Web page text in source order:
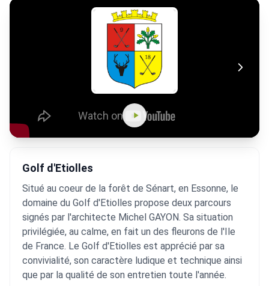
Golf d'Etiolles
Situé au coeur de la forêt de Sénart, en Essonne, le
domaine du Golf d'Etiolles propose deux parcours
signés par l'architecte Michel GAYON. Sa situation
privilégiée, au calme, en fait un des fleurons de l'Ile
de France. Le Golf d'Etiolles est apprécié par sa
convivialité, son caractère ludique et technique ainsi
que par la qualité de son entretien toute l'année.